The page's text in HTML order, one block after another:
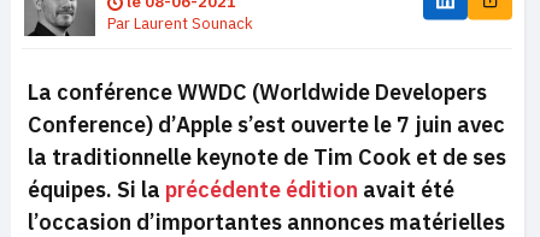
ParLaurent Sounack
La conférence WWDC (Worldwide Developers
Conference) d’Apple s’est ouverte le 7 juin avec
la traditionnelle keynote de Tim Cook et de ses
équipes. Si la précédente édition avait été
l’occasion d’importantes annonces matérielles